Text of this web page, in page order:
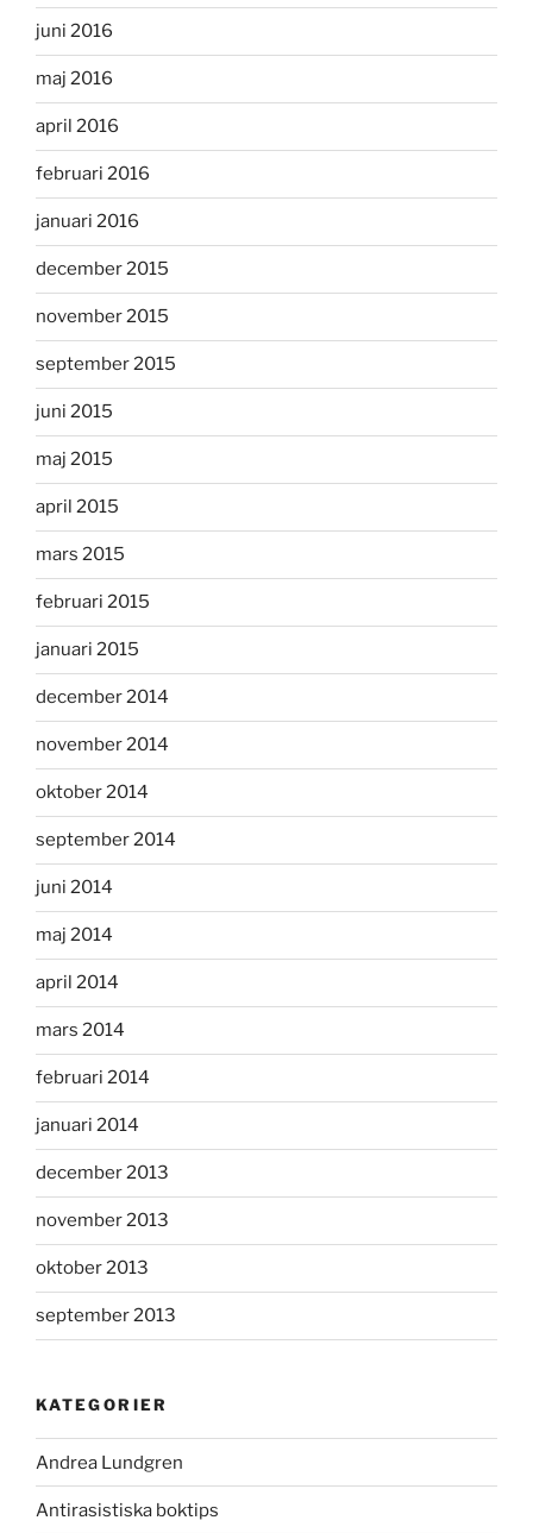
juni 2016
maj 2016
april 2016
februari 2016
januari 2016
december 2015
november 2015
september 2015
juni 2015
maj 2015
april 2015
mars 2015
februari 2015
januari 2015
december 2014
november 2014
oktober 2014
september 2014
juni 2014
maj 2014
april 2014
mars 2014
februari 2014
januari 2014
december 2013
november 2013
oktober 2013
september 2013
KATEGORIER
Andrea Lundgren
Antirasistiska boktips